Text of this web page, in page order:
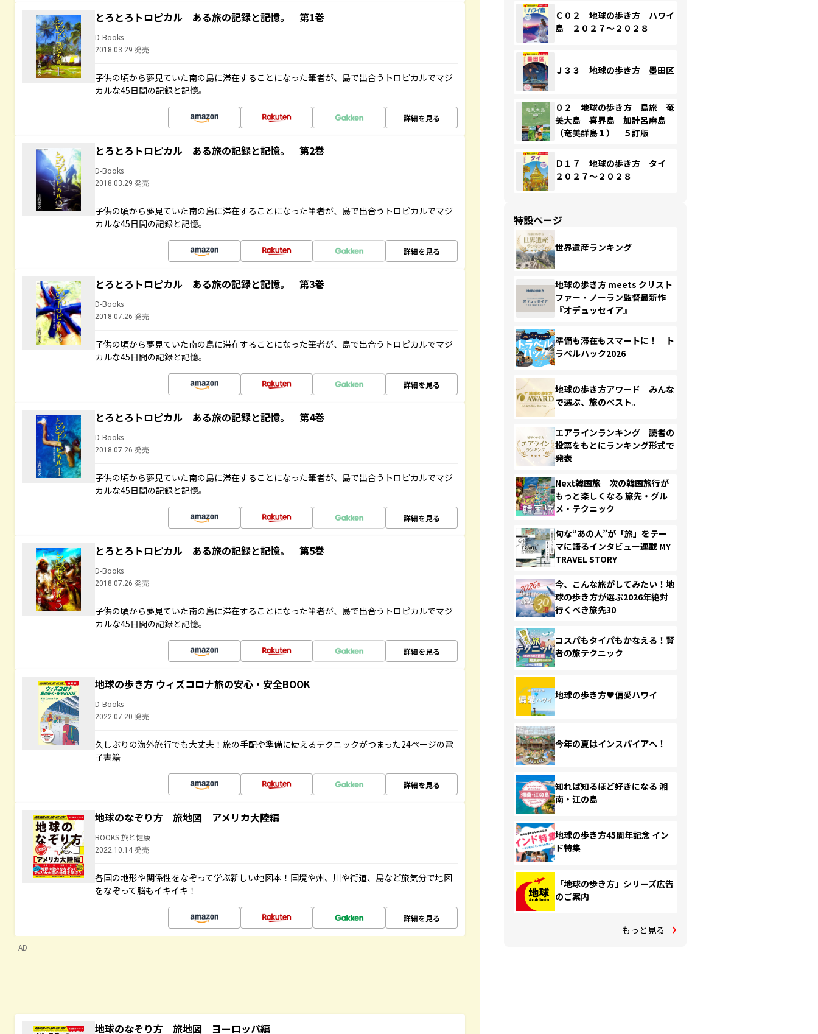
とろとろトロピカル ある旅の記録と記憶。 第1巻
D-Books
2018.03.29 発売
子供の頃から夢見ていた南の島に滞在することになった筆者が、島で出合うトロピカルでマジ
カルな45日間の記録と記憶。
詳細を見る
とろとろトロピカル ある旅の記録と記憶。 第2巻
D-Books
2018.03.29 発売
子供の頃から夢見ていた南の島に滞在することになった筆者が、島で出合うトロピカルでマジ
カルな45日間の記録と記憶。
詳細を見る
とろとろトロピカル ある旅の記録と記憶。 第3巻
D-Books
2018.07.26 発売
子供の頃から夢見ていた南の島に滞在することになった筆者が、島で出合うトロピカルでマジ
カルな45日間の記録と記憶。
詳細を見る
とろとろトロピカル ある旅の記録と記憶。 第4巻
D-Books
2018.07.26 発売
子供の頃から夢見ていた南の島に滞在することになった筆者が、島で出合うトロピカルでマジ
カルな45日間の記録と記憶。
詳細を見る
とろとろトロピカル ある旅の記録と記憶。 第5巻
D-Books
2018.07.26 発売
子供の頃から夢見ていた南の島に滞在することになった筆者が、島で出合うトロピカルでマジ
カルな45日間の記録と記憶。
詳細を見る
地球の歩き方 ウィズコロナ旅の安心・安全BOOK
D-Books
2022.07.20 発売
久しぶりの海外旅行でも大丈夫！旅の手配や準備に使えるテクニックがつまった24ページの電
子書籍
詳細を見る
地球のなぞり方 旅地図 アメリカ大陸編
BOOKS 旅と健康
2022.10.14 発売
各国の地形や関係性をなぞって学ぶ新しい地図本！国境や州、川や街道、島など旅気分で地図
をなぞって脳もイキイキ！
詳細を見る
AD
地球のなぞり方 旅地図 ヨーロッパ編
Ｃ０２ 地球の歩き方 ハワイ
島 ２０２７～２０２８
Ｊ３３ 地球の歩き方 墨田区
０２ 地球の歩き方 島旅 奄
美大島 喜界島 加計呂麻島
（奄美群島１） ５訂版
Ｄ１７ 地球の歩き方 タイ
２０２７～２０２８
特設ページ
世界遺産ランキング
地球の歩き方 meets クリスト
ファー・ノーラン監督最新作
『オデュッセイア』
準備も滞在もスマートに！ ト
ラベルハック2026
地球の歩き方アワード みんな
で選ぶ、旅のベスト。
エアラインランキング 読者の
投票をもとにランキング形式で
発表
Next韓国旅 次の韓国旅行が
もっと楽しくなる 旅先・グル
メ・テクニック
旬な“あの人”が「旅」をテー
マに語るインタビュー連載 MY
TRAVEL STORY
今、こんな旅がしてみたい！地
球の歩き方が選ぶ2026年絶対
行くべき旅先30
コスパもタイパもかなえる！賢
者の旅テクニック
地球の歩き方♥偏愛ハワイ
今年の夏はインスパイアへ！
知れば知るほど好きになる 湘
南・江の島
地球の歩き方45周年記念 イン
ド特集
「地球の歩き方」シリーズ広告
のご案内
もっと見る